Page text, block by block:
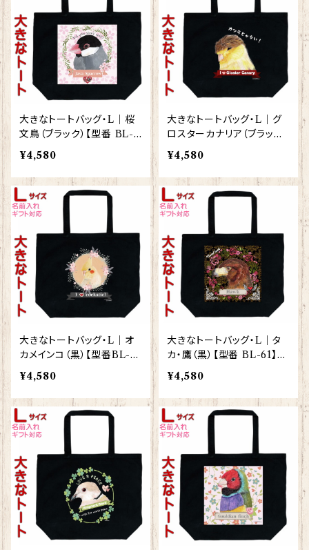
大きなトートバッグ・L｜桜
文鳥（ブラック）【型番 BL-8
0】KYAPIArt きゃぴあーと
¥4,580
大きなトートバッグ・L｜グ
ロスターカナリア（ブラック）
【型番 BL-95】KYAPIArt
きゃぴあーと
¥4,580
大きなトートバッグ・L｜オ
カメインコ（黒）【型番BL-8】
KYAPIArt きゃぴあーと
¥4,580
大きなトートバッグ・L｜タ
カ・鷹（黒）【型番 BL-61】K
YAPIArt きゃぴあーと
¥4,580